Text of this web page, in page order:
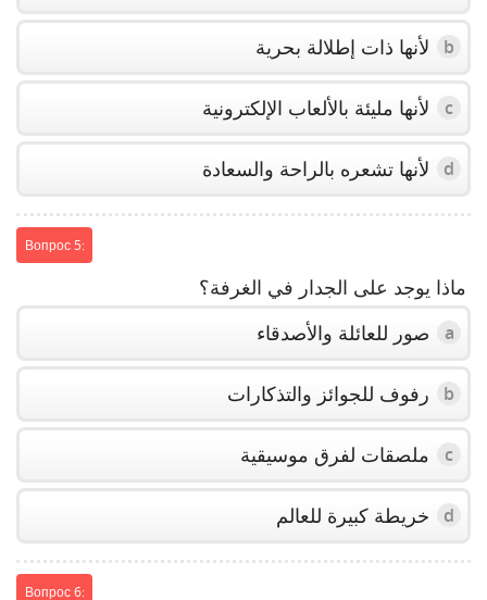
b لأنها ذات إطلالة بحرية
c لأنها مليئة بالألعاب الإلكترونية
d لأنها تشعره بالراحة والسعادة
Вопрос 5:
ماذا يوجد على الجدار في الغرفة؟
a صور للعائلة والأصدقاء
b رفوف للجوائز والتذكارات
c ملصقات لفرق موسيقية
d خريطة كبيرة للعالم
Вопрос 6: